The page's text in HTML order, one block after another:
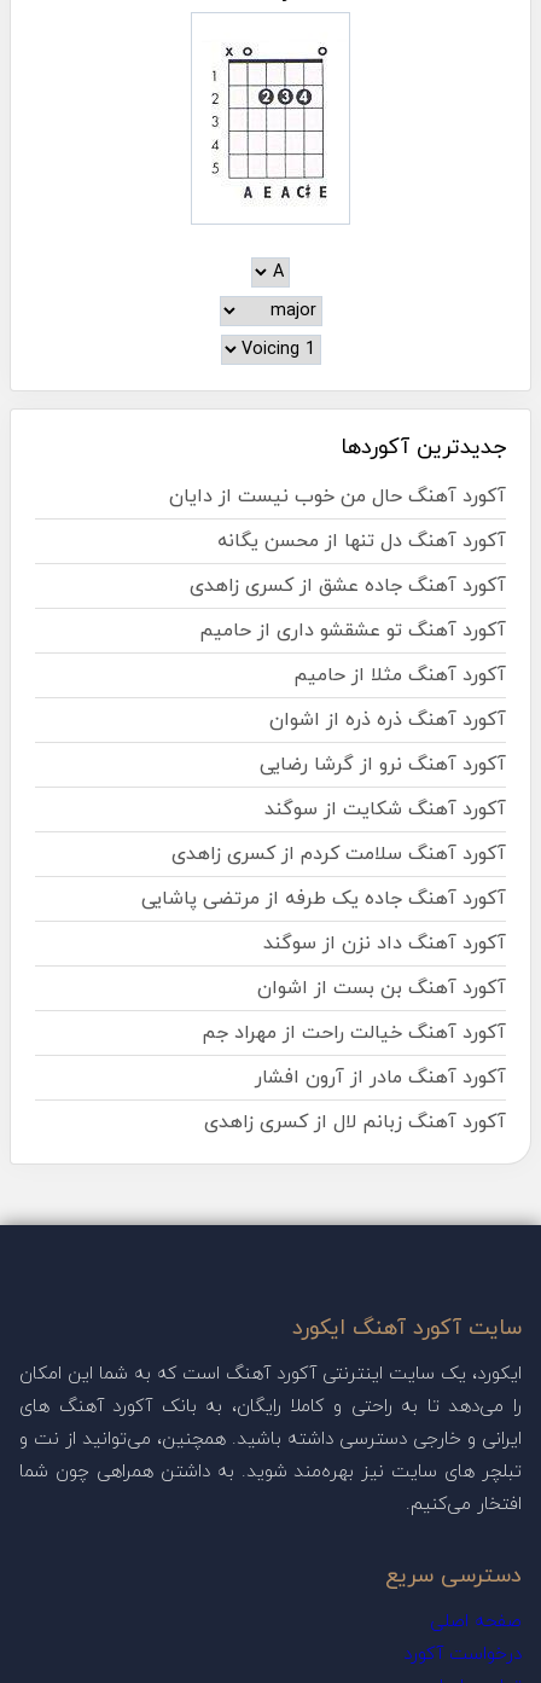
جدیدترین آکوردها
آکورد آهنگ حال من خوب نیست از دایان
آکورد آهنگ دل تنها از محسن یگانه
آکورد آهنگ جاده عشق از کسری زاهدی
آکورد آهنگ تو عشقشو داری از حامیم
آکورد آهنگ مثلا از حامیم
آکورد آهنگ ذره ذره از اشوان
آکورد آهنگ نرو از گرشا رضایی
آکورد آهنگ شکایت از سوگند
آکورد آهنگ سلامت کردم از کسری زاهدی
آکورد آهنگ جاده یک طرفه از مرتضی پاشایی
آکورد آهنگ داد نزن از سوگند
آکورد آهنگ بن بست از اشوان
آکورد آهنگ خیالت راحت از مهراد جم
آکورد آهنگ مادر از آرون افشار
آکورد آهنگ زبانم لال از کسری زاهدی
سایت آکورد آهنگ ایکورد
ایکورد، یک سایت اینترنتی آکورد آهنگ است که به شما این امکان
را می‌دهد تا به راحتی و کاملا رایگان، به بانک آکورد آهنگ های
ایرانی و خارجی دسترسی داشته باشید. همچنین، می‌توانید از نت و
تبلچر های سایت نیز بهره‌مند شوید. به داشتن همراهی چون شما
افتخار می‌کنیم.
دسترسی سریع
صفحه اصلی
درخواست آکورد